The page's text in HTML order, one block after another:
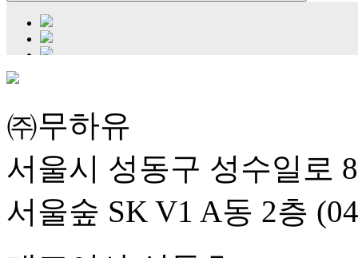
㈜무하유
서울시 성동구 성수일로
서울숲 SK V1 A동 2층